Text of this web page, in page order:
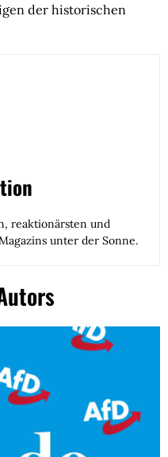
der historischen
reaktionärsten und
unter der Sonne.